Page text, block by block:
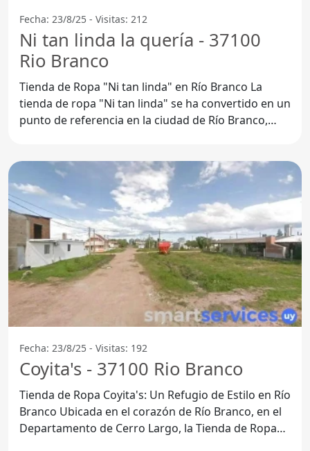
Fecha: 23/8/25 - Visitas: 212
Ni tan linda la quería - 37100
Rio Branco
Tienda de Ropa "Ni tan linda" en Río Branco La
tienda de ropa "Ni tan linda" se ha convertido en un
punto de referencia en la ciudad de Río Branco,
Fecha: 23/8/25 - Visitas: 192
Coyita's - 37100 Rio Branco
Tienda de Ropa Coyita's: Un Refugio de Estilo en Río
Branco Ubicada en el corazón de Río Branco, en el
Departamento de Cerro Largo, la Tienda de Ropa